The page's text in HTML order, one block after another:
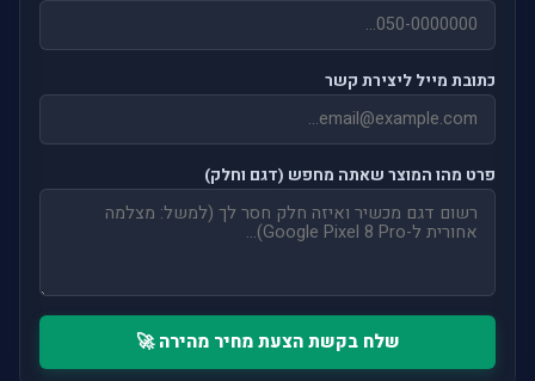
כתובת מייל ליצירת קשר
פרט מהו המוצר שאתה מחפש (דגם וחלק)
שלח בקשת הצעת מחיר מהירה 🚀